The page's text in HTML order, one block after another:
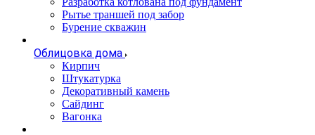
Рытье траншей под забор
Бурение скважин
Облицовка дома
Кирпич
Штукатурка
Декоративный камень
Сайдинг
Вагонка